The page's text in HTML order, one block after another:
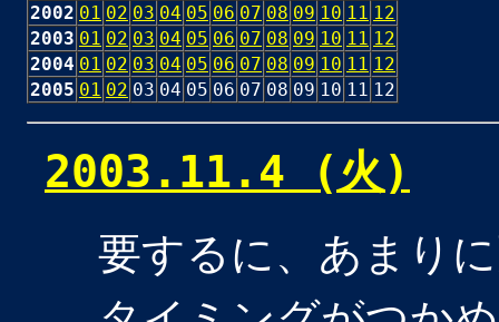
2002 01 02 03 04 05 06 07 08 09 10 11 12
2003 01 02 03 04 05 06 07 08 09 10 11 12
2004 01 02 03 04 05 06 07 08 09 10 11 12
2005 01 02 03 04 05 06 07 08 09 10 11 12
2003.11.4 (火)
要するに、あまり